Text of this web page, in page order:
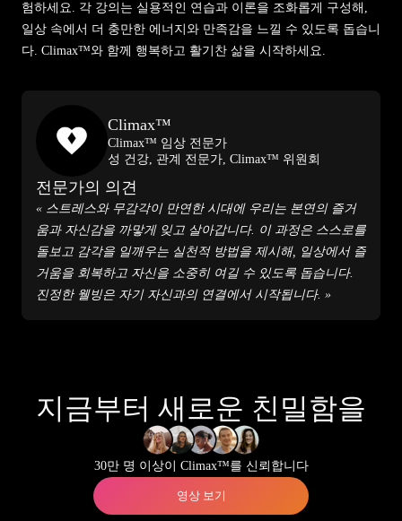
험하세요. 각 강의는 실용적인 연습과 이론을 조화롭게 구성해,
일상 속에서 더 충만한 에너지와 만족감을 느낄 수 있도록 돕습니
다. Climax™와 함께 행복하고 활기찬 삶을 시작하세요.
Climax™
Climax™ 임상 전문가
성 건강, 관계 전문가, Climax™ 위원회
전문가의 의견
« 스트레스와 무감각이 만연한 시대에 우리는 본연의 즐거
움과 자신감을 까맣게 잊고 살아갑니다. 이 과정은 스스로를
돌보고 감각을 일깨우는 실천적 방법을 제시해, 일상에서 즐
거움을 회복하고 자신을 소중히 여길 수 있도록 돕습니다.
진정한 웰빙은 자기 자신과의 연결에서 시작됩니다. »
지금부터 새로운 친밀함을
30만 명 이상이 Climax™를 신뢰합니다
영상 보기